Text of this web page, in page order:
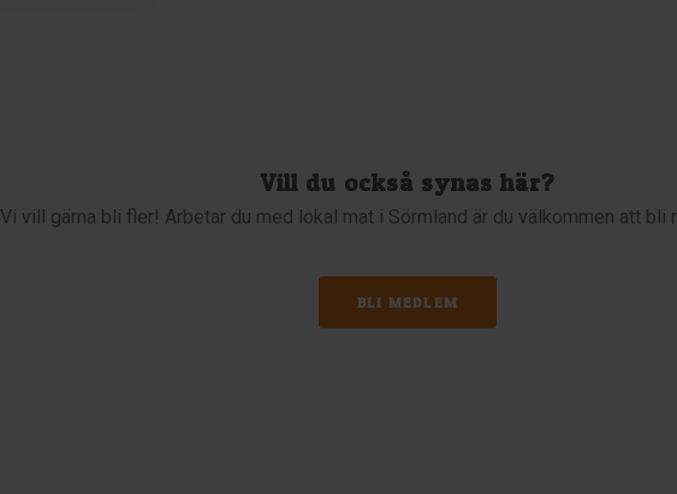
Vill du också synas här?
Vi vill gärna bli fler! Arbetar du med lokal mat i Sörmland är du välkommen att bli
BLI MEDLEM